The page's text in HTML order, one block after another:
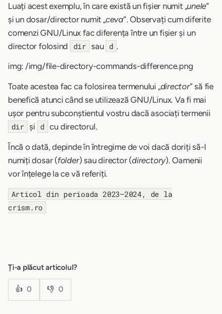
Luați acest exemplu, în care există un fișier numit „unele”
și un dosar/director numit „ceva”. Observați cum diferite
comenzi GNU/Linux fac diferența între un fișier și un
director folosind
dir sau d .
img: /img/file-directory-commands-difference.png
Toate acestea fac ca folosirea termenului „director” să fie
benefică atunci când se utilizează GNU/Linux. Va fi mai
ușor pentru subconștientul vostru dacă asociați termenii
dir și d cu directorul.
Încă o dată, depinde în întregime de voi dacă doriți să-l
numiți dosar (folder) sau director (directory). Oamenii
vor înțelege la ce vă referiți.
Articol din perioada 2023–2024, de la
crism.ro
Ți-a plăcut articolul?
👍 0 👎 0